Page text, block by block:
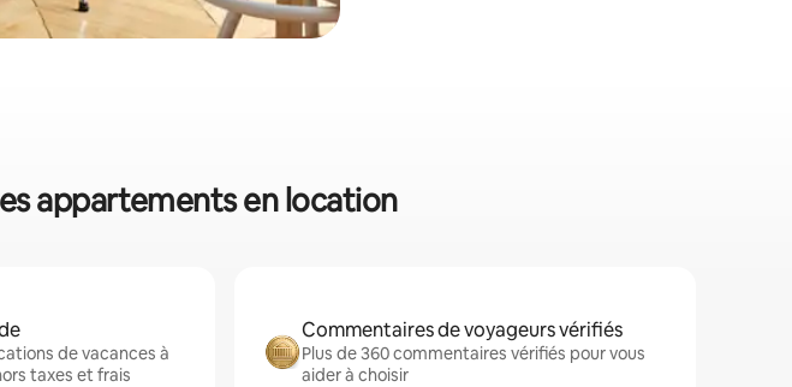
appartements en location
de vacances à
taxes et frais
Commentaires de voyageurs vérifiés
Plus de 360 commentaires vérifiés pour vous
aider à choisir